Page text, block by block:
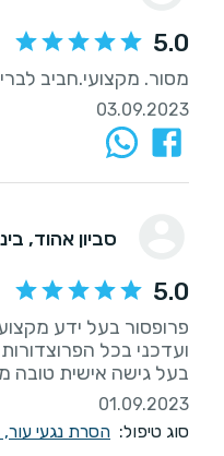
5.0
מסור. מקצועי.חביב
03.09.2023
סביון אהוד,
5.0
פרופסור בעל ידע
ועדכני בכל
בעל גישה אישית טובה
01.09.2023
סוג טיפול: הסרת נגעי